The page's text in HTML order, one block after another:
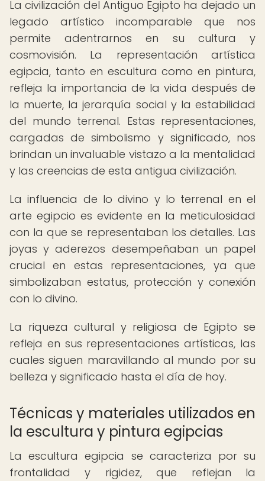
La civilización del Antiguo Egipto ha dejado un
legado artístico incomparable que nos
permite adentrarnos en su cultura y
cosmovisión. La representación artística
egipcia, tanto en escultura como en pintura,
refleja la importancia de la vida después de
la muerte, la jerarquía social y la estabilidad
del mundo terrenal. Estas representaciones,
cargadas de simbolismo y significado, nos
brindan un invaluable vistazo a la mentalidad
y las creencias de esta antigua civilización.
La influencia de lo divino y lo terrenal en el
arte egipcio es evidente en la meticulosidad
con la que se representaban los detalles. Las
joyas y aderezos desempeñaban un papel
crucial en estas representaciones, ya que
simbolizaban estatus, protección y conexión
con lo divino.
La riqueza cultural y religiosa de Egipto se
refleja en sus representaciones artísticas, las
cuales siguen maravillando al mundo por su
belleza y significado hasta el día de hoy.
Técnicas y materiales utilizados en
la escultura y pintura egipcias
La escultura egipcia se caracteriza por su
frontalidad y rigidez, que reflejan la